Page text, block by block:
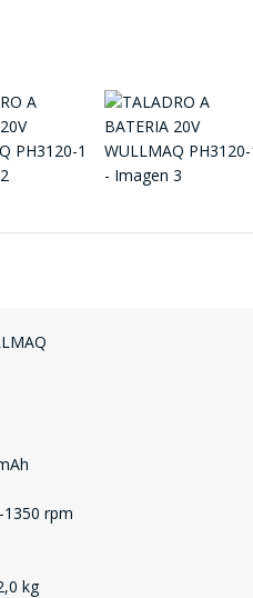
rpm
kg